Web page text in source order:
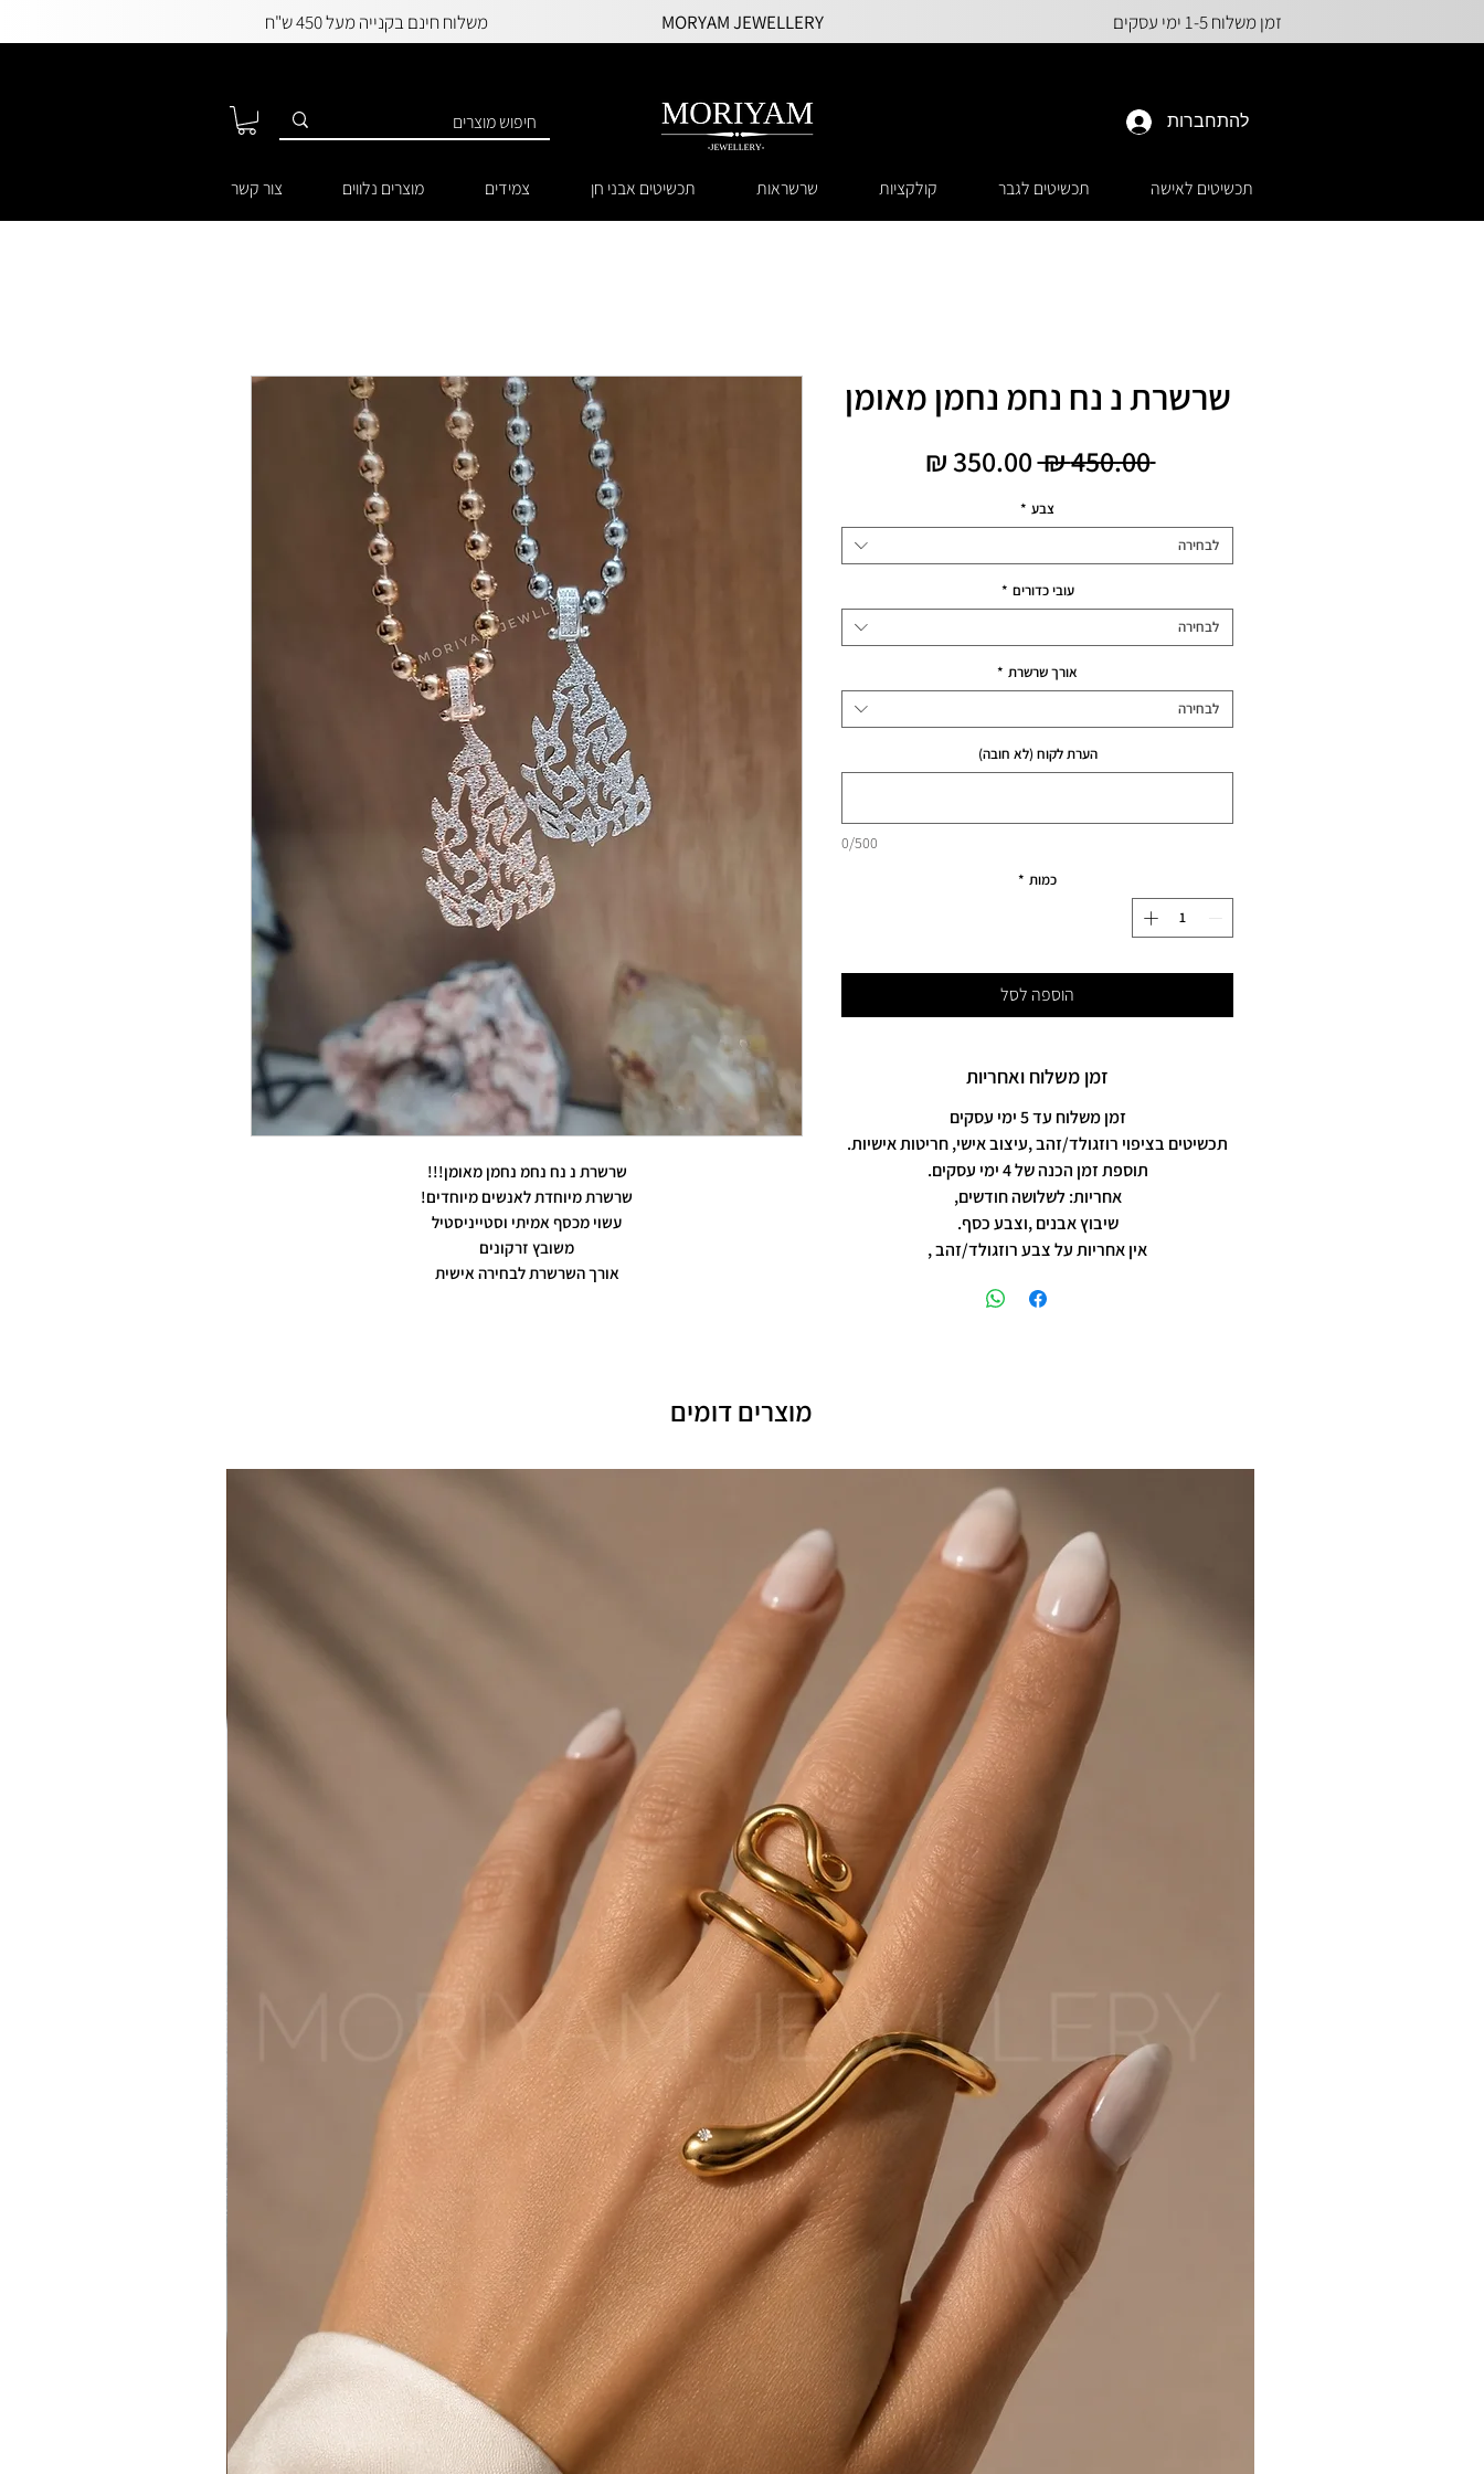
משלוח חינם בקנייה מעל 450 ש"ח MORYAM JEWELLERY זמן משלוח 1-5 ימי עסקים
להתחברות
תכשיטים לאישה תכשיטים לגבר קולקציות שרשראות תכשיטים אבני חן צמידים מוצרים נלווים צור קשר
שרשרת נ נח נחמ נחמן מאומן!!!
שרשרת מיוחדת לאנשים מיוחדים!
עשוי מכסף אמיתי וסטייניסטיל
משובץ זרקונים
אורך השרשרת לבחירה אישית
שרשרת נ נח נחמ נחמן מאומן
‏450.00 ‏₪
מחיר
רגילצבע *
לבחירה
עובי כדורים *
לבחירה
אורך שרשרת *
לבחירה
הערת לקוח (לא חובה)
0/500
כמות *
הוספה לסל
זמן משלוח ואחריות
זמן משלוח עד 5 ימי עסקים
תכשיטים בציפוי רוזגולד/זהב ,עיצוב אישי, חריטות אישיות.
תוספת זמן הכנה של 4 ימי עסקים.
אחריות: לשלושה חודשים,
שיבוץ אבנים ,וצבע כסף.
אין אחריות על צבע רוזגולד/זהב ,
מוצרים דומים